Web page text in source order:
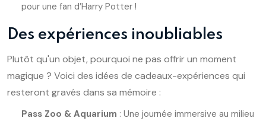
pour une fan d’Harry Potter !
Des expériences inoubliables
Plutôt qu'un objet, pourquoi ne pas offrir un moment
magique ? Voici des idées de cadeaux-expériences qui
resteront gravés dans sa mémoire :
Pass Zoo & Aquarium : Une journée immersive au milieu